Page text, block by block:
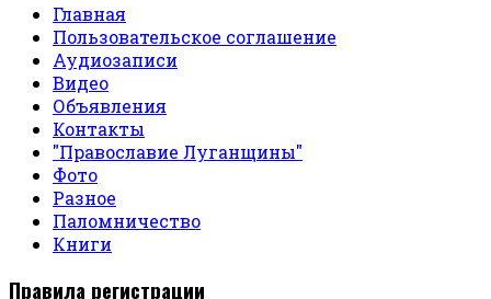
Главная
Пользовательское соглашение
Аудиозаписи
Видео
Объявления
Контакты
"Православие Луганщины"
Фото
Разное
Паломничество
Книги
Правила регистрации